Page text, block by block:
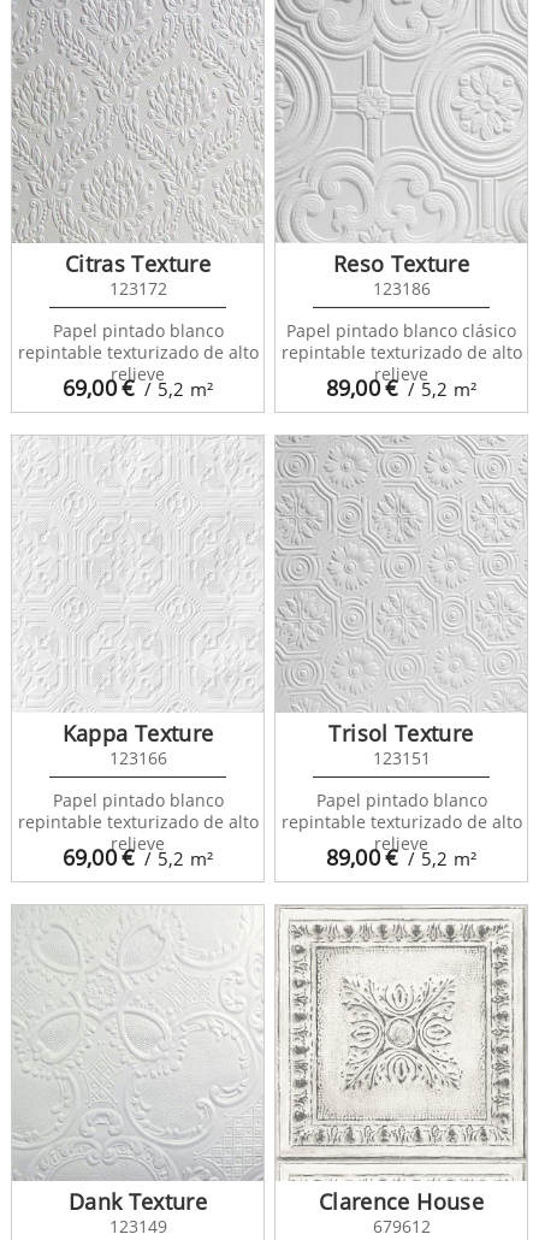
69,00€ / 5,2 m²
Citras Texture
123172
Papel pintado blanco
repintable texturizado de alto
relieve
89,00€ / 5,2 m²
Reso Texture
123186
Papel pintado blanco clásico
repintable texturizado de alto
relieve
69,00€ / 5,2 m²
Kappa Texture
123166
Papel pintado blanco
repintable texturizado de alto
relieve
89,00€ / 5,2 m²
Trisol Texture
123151
Papel pintado blanco
repintable texturizado de alto
relieve
Dank Texture
123149
Clarence House
679612